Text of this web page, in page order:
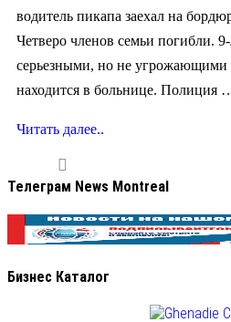
водитель пикапа заехал на
Четверо членов семьи погибли.
серьезными, но не угрожающими
находится в больнице. Полиция
Читать далее..
Телеграм News Montreal
Бизнес Каталог